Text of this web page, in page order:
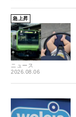
急上昇
ニュース
2026.08.06